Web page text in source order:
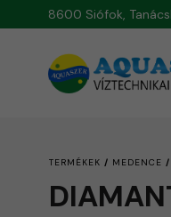
8600 Siófok,
TERMÉKEK / MEDENCE /